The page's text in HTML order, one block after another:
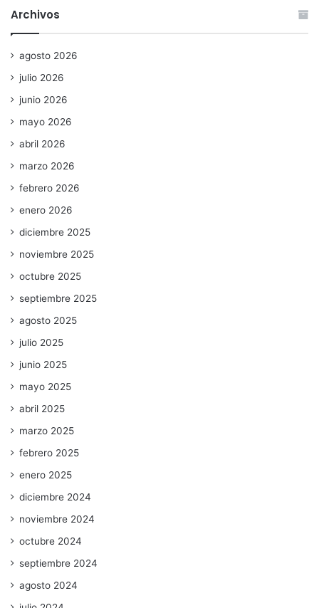
Archivos
agosto 2026
julio 2026
junio 2026
mayo 2026
abril 2026
marzo 2026
febrero 2026
enero 2026
diciembre 2025
noviembre 2025
octubre 2025
septiembre 2025
agosto 2025
julio 2025
junio 2025
mayo 2025
abril 2025
marzo 2025
febrero 2025
enero 2025
diciembre 2024
noviembre 2024
octubre 2024
septiembre 2024
agosto 2024